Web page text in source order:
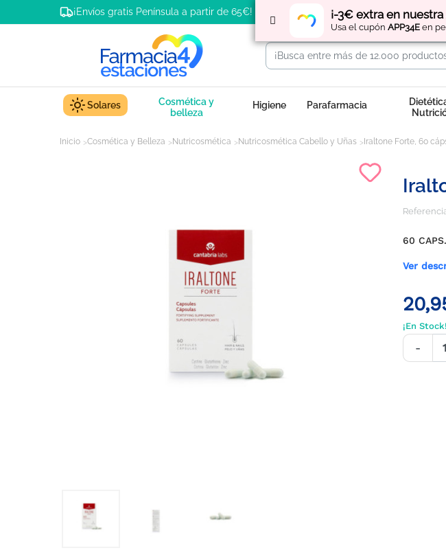
¡-3€ extra en nuestra
Usa el cupón APP34E en
¡Envíos gratis Península a partir de 65€!
Solares
Cosmética y
belleza
Higiene Parafarmacia
Inicio Cosmética y Belleza Nutricosmética Nutricosmética Cabello y Uñas Iraltone Forte, 60
60
Ver
¡En Stock!
-